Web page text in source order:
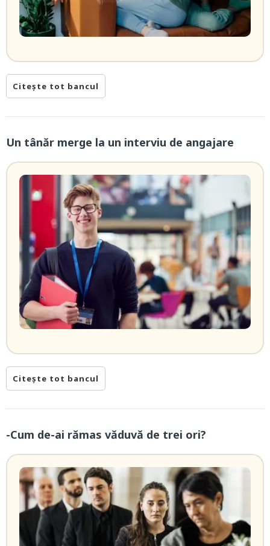
Citește tot bancul
Un tânăr merge la un interviu de angajare
Citește tot bancul
-Cum de-ai rămas văduvă de trei ori?